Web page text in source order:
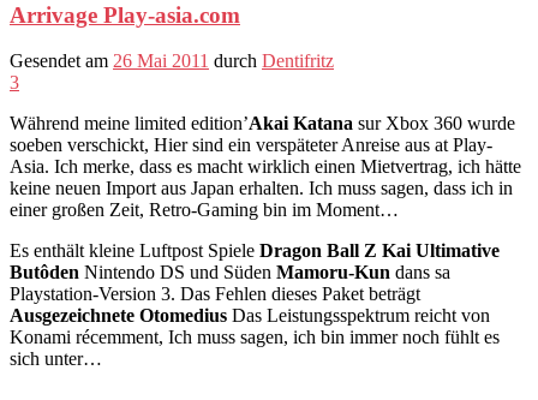
Arrivage Play-asia.com
Gesendet am 26 Mai 2011 durch Dentifritz
3
Während meine limited edition’Akai Katana sur Xbox 360 wurde
soeben verschickt, Hier sind ein verspäteter Anreise aus at Play-
Asia. Ich merke, dass es macht wirklich einen Mietvertrag, ich hätte
keine neuen Import aus Japan erhalten. Ich muss sagen, dass ich in
einer großen Zeit, Retro-Gaming bin im Moment…
Es enthält kleine Luftpost Spiele Dragon Ball Z Kai Ultimative
Butôden Nintendo DS und Süden Mamoru-Kun dans sa
Playstation-Version 3. Das Fehlen dieses Paket beträgt
Ausgezeichnete Otomedius Das Leistungsspektrum reicht von
Konami récemment, Ich muss sagen, ich bin immer noch fühlt es
sich unter…